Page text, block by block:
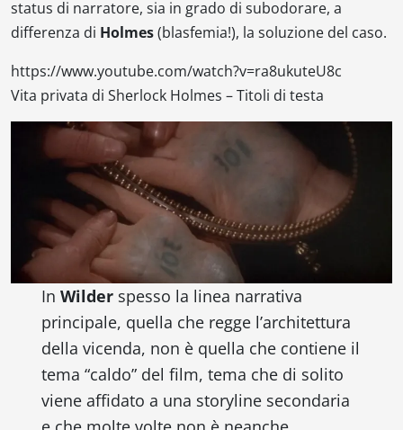
status di narratore, sia in grado di subodorare, a
differenza di Holmes(blasfemia!), la soluzione del caso.
https://www.youtube.com/watch?v=ra8ukuteU8c
Vita privata di Sherlock Holmes – Titoli di testa
In Wilderspesso la linea narrativa
principale, quella che regge l’architettura
della vicenda, non è quella che contiene il
tema “caldo” del film, tema che di solito
viene affidato a una storyline secondaria